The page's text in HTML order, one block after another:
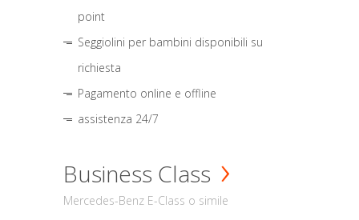
point
Seggiolini per bambini disponibili su
richiesta
Pagamento online e offline
assistenza 24/7
Business Class
Mercedes-Benz E-Class o simile